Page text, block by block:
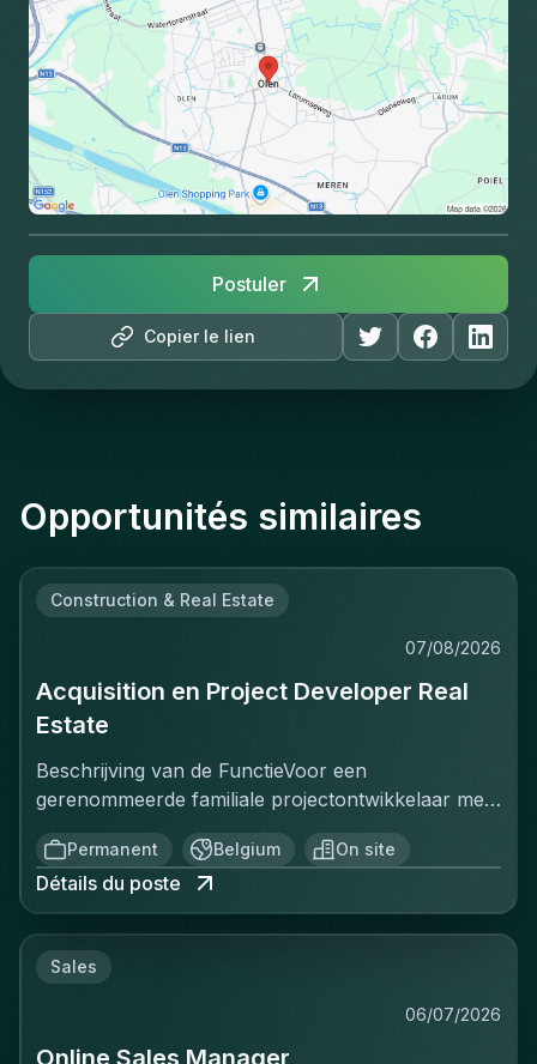
Copier le lien
Postuler
Opportunités similaires
Construction & Real Estate
07/08/2026
Acquisition en Project Developer Real
Estate
Beschrijving van de FunctieVoor een
gerenommeerde familiale projectontwikkelaar met
een sterke positie op de Belgische vastgoedmarkt,
zoekt een ervaren Projectontwikkelaar die
onmiddellijk impact kan maken. In deze rol ben je
verantwoordelijk voor het identificeren, acquisitie
verschillende segmenten: residentieel, kantoren,
samen met stakeholders zoals eigenaars,
gemeenten, investeerders en architecten om
Permanent Belgium On site
Détails du poste
Sales
06/07/2026
Online Sales Manager